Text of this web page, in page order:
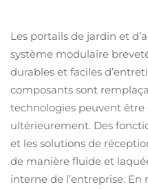
Les portails de jardin et
système modulaire
durables et faciles
composants sont
technologies peuvent
ultérieurement. Des
et les solutions de
de manière fluide et
interne de l’entreprise.